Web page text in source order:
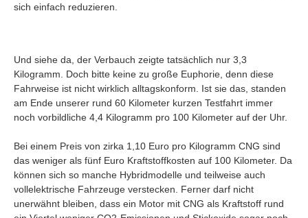
sich einfach reduzieren.
Und siehe da, der Verbauch zeigte tatsächlich nur 3,3
Kilogramm. Doch bitte keine zu große Euphorie, denn diese
Fahrweise ist nicht wirklich alltagskonform. Ist sie das, standen
am Ende unserer rund 60 Kilometer kurzen Testfahrt immer
noch vorbildliche 4,4 Kilogramm pro 100 Kilometer auf der Uhr.
Bei einem Preis von zirka 1,10 Euro pro Kilogramm CNG sind
das weniger als fünf Euro Kraftstoffkosten auf 100 Kilometer. Da
können sich so manche Hybridmodelle und teilweise auch
vollelektrische Fahrzeuge verstecken. Ferner darf nicht
unerwähnt bleiben, dass ein Motor mit CNG als Kraftstoff rund